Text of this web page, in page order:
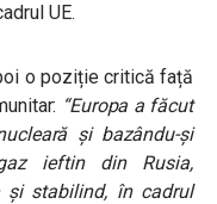
UE.
o poziție critică față
“Europa a făcut
și bazându-și
ieftin din Rusia,
și stabilind, în cadrul